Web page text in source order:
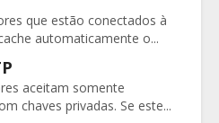
que estão conectados à
automaticamente o...
aceitam somente
chaves privadas. Se este...